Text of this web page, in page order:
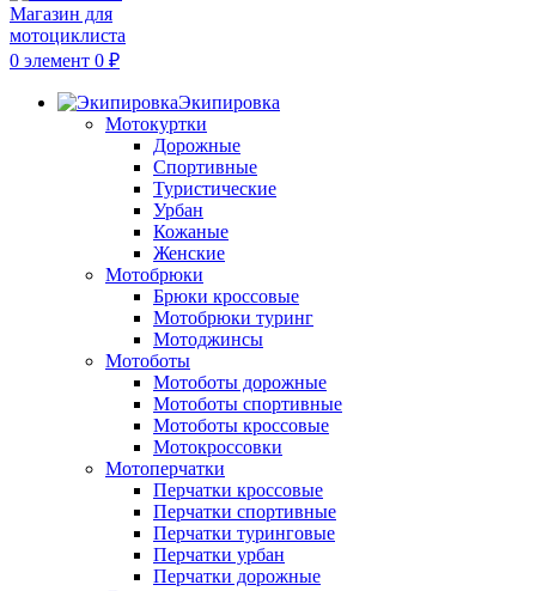
0 элемент 0 ₽
Экипировка
Мотокуртки
Дорожные
Спортивные
Туристические
Урбан
Кожаные
Женские
Мотобрюки
Брюки кроссовые
Мотобрюки туринг
Мотоджинсы
Мотоботы
Мотоботы дорожные
Мотоботы спортивные
Мотоботы кроссовые
Мотокроссовки
Мотоперчатки
Перчатки кроссовые
Перчатки спортивные
Перчатки туринговые
Перчатки урбан
Перчатки дорожные